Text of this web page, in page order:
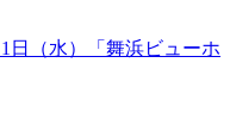
（水）「舞浜ビューホ